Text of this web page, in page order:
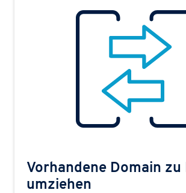
Vorhandene Domain zu
umziehen